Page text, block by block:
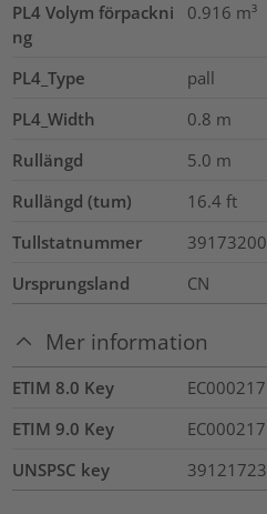
PL4 Volym förpackni
ng
0.916 m³
PL4_Type
pall
PL4_Width
0.8 m
Rullängd
5.0 m
Rullängd (tum)
16.4 ft
Tullstatnummer
39173200
Ursprungsland
CN
Mer information
ETIM 8.0 Key
EC000217
ETIM 9.0 Key
EC000217
UNSPSC key
39121723